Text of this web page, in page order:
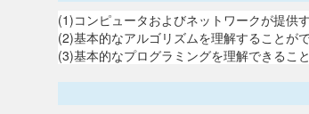
(1)コンピュータおよびネットワークが提供
(2)基本的なアルゴリズムを理解することがで
(3)基本的なプログラミングを理解できること